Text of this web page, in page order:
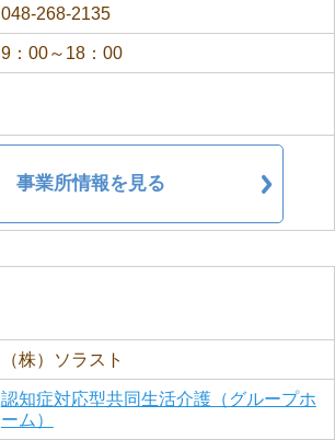
048-268-2135
9：00～18：00
事業所情報を見る
（株）ソラスト
認知症対応型共同生活介護（グループホ
ーム）